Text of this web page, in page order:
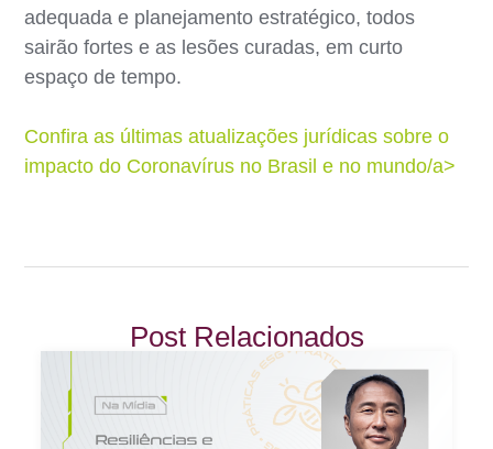
adequada e planejamento estratégico, todos
sairão fortes e as lesões curadas, em curto
espaço de tempo.
Confira as últimas atualizações jurídicas sobre o
impacto do Coronavírus no Brasil e no mundo/a>
Post Relacionados